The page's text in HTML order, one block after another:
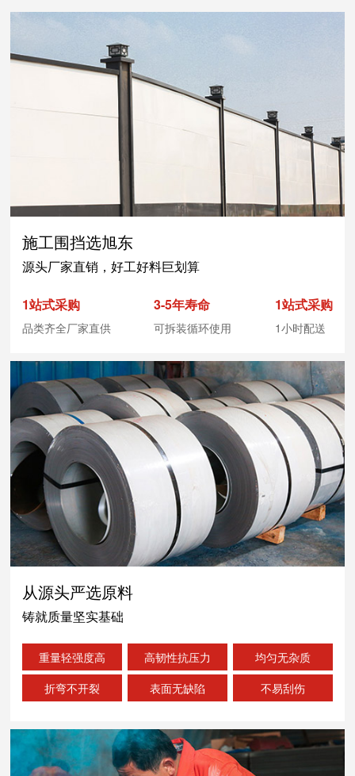
施工围挡选旭东
源头厂家直销，好工好料巨划算
1站式采购
品类齐全厂家直供
3-5年寿命
可拆装循环使用
1站式采购
1小时配送
从源头严选原料
铸就质量坚实基础
重量轻强度高 高韧性抗压力
均匀无杂质
折弯不开裂
表面无缺陷 不易刮伤